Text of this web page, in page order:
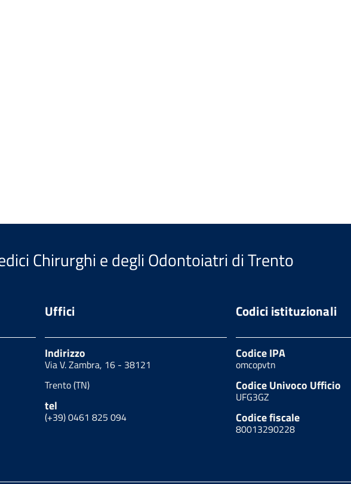
Chirurghi e degli Odontoiatri di Trento
Uffici
Indirizzo
Via V. Zambra, 16 - 38121
Trento (TN)
tel
(+39) 0461 825 094
Codici istituzionali
Codice IPA
omcopvtn
Codice Univoco Ufficio
UFG3GZ
Codice fiscale
80013290228